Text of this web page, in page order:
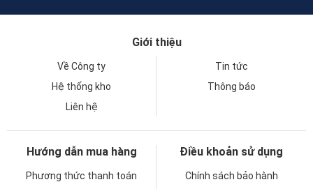
Giới thiệu
Về Công ty
Tin tức
Hệ thống kho
Thông báo
Liên hệ
Hướng dẫn mua hàng
Phương thức thanh toán
Điều khoản sử dụng
Chính sách bảo hành